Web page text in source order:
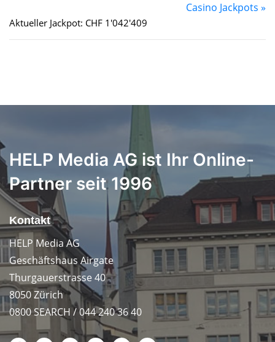
Casino Jackpots »
Aktueller Jackpot: CHF 1'042'409
HELP Media AG ist Ihr Online-
Partner seit 1996
Kontakt
HELP Media AG
Geschäftshaus Airgate
Thurgauerstrasse 40
8050 Zürich
0800 SEARCH / 044 240 36 40